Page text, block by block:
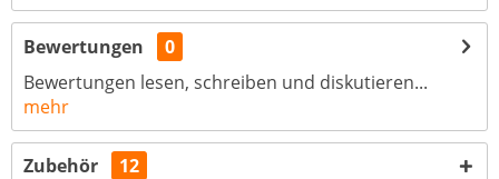
Bewertungen
0
Bewertungen lesen, schreiben und diskutieren...
mehr
Zubehör 12